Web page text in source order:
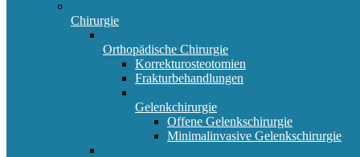
Chirurgie
Orthopädische Chirurgie
Korrekturosteotomien
Frakturbehandlungen
Gelenkchirurgie
Offene Gelenkschirurgie
Minimalinvasive Gelenkschirurgie